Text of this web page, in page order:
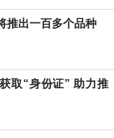
推出一百多个品种
取“身份证” 助力推